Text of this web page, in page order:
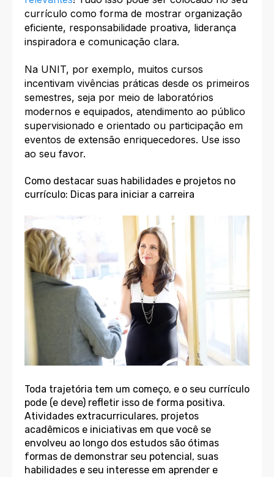
currículo como forma de mostrar organização
eficiente, responsabilidade proativa, liderança
inspiradora e comunicação clara.
Na UNIT, por exemplo, muitos cursos
incentivam vivências práticas desde os primeiros
semestres, seja por meio de laboratórios
modernos e equipados, atendimento ao público
supervisionado e orientado ou participação em
eventos de extensão enriquecedores. Use isso
ao seu favor.
Como destacar suas habilidades e projetos no
currículo: Dicas para iniciar a carreira
Toda trajetória tem um começo, e o seu currículo
pode (e deve) refletir isso de forma positiva.
Atividades extracurriculares, projetos
acadêmicos e iniciativas em que você se
envolveu ao longo dos estudos são ótimas
formas de demonstrar seu potencial, suas
habilidades e seu interesse em aprender e